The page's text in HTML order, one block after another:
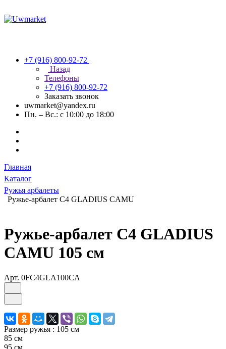
+7 (916) 800-92-72
Назад
Телефоны
+7 (916) 800-92-72
Заказать звонок
uwmarket@yandex.ru
Пн. – Вс.: с 10:00 до 18:00
Главная
Каталог
Ружья арбалеты
Ружье-арбалет C4 GLADIUS CAMU
Ружье-арбалет C4 GLADIUS
CAMU 105 см
Арт. 0FC4GLA100CA
Размер ружья : 105 см
85 см
95 см